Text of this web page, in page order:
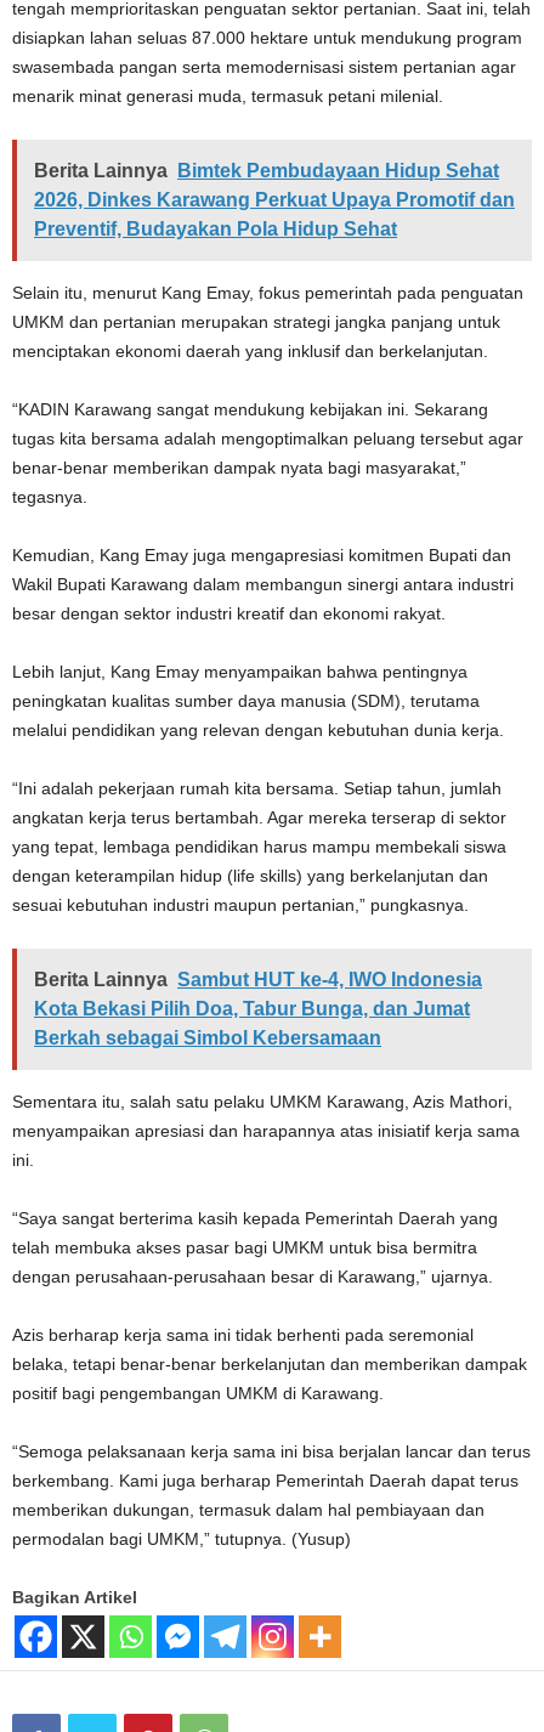
tengah memprioritaskan penguatan sektor pertanian. Saat ini, telah
disiapkan lahan seluas 87.000 hektare untuk mendukung program
swasembada pangan serta memodernisasi sistem pertanian agar
menarik minat generasi muda, termasuk petani milenial.
Berita Lainnya
Bimtek Pembudayaan Hidup Sehat
2026, Dinkes Karawang Perkuat Upaya Promotif dan
Preventif, Budayakan Pola Hidup Sehat
Selain itu, menurut Kang Emay, fokus pemerintah pada penguatan
UMKM dan pertanian merupakan strategi jangka panjang untuk
menciptakan ekonomi daerah yang inklusif dan berkelanjutan.
“KADIN Karawang sangat mendukung kebijakan ini. Sekarang
tugas kita bersama adalah mengoptimalkan peluang tersebut agar
benar-benar memberikan dampak nyata bagi masyarakat,”
tegasnya.
Kemudian, Kang Emay juga mengapresiasi komitmen Bupati dan
Wakil Bupati Karawang dalam membangun sinergi antara industri
besar dengan sektor industri kreatif dan ekonomi rakyat.
Lebih lanjut, Kang Emay menyampaikan bahwa pentingnya
peningkatan kualitas sumber daya manusia (SDM), terutama
melalui pendidikan yang relevan dengan kebutuhan dunia kerja.
“Ini adalah pekerjaan rumah kita bersama. Setiap tahun, jumlah
angkatan kerja terus bertambah. Agar mereka terserap di sektor
yang tepat, lembaga pendidikan harus mampu membekali siswa
dengan keterampilan hidup (life skills) yang berkelanjutan dan
sesuai kebutuhan industri maupun pertanian,” pungkasnya.
Berita Lainnya Sambut HUT ke-4, IWO Indonesia
Kota Bekasi Pilih Doa, Tabur Bunga, dan Jumat
Berkah sebagai Simbol Kebersamaan
Sementara itu, salah satu pelaku UMKM Karawang, Azis Mathori,
menyampaikan apresiasi dan harapannya atas inisiatif kerja sama
ini.
“Saya sangat berterima kasih kepada Pemerintah Daerah yang
telah membuka akses pasar bagi UMKM untuk bisa bermitra
dengan perusahaan-perusahaan besar di Karawang,” ujarnya.
Azis berharap kerja sama ini tidak berhenti pada seremonial
belaka, tetapi benar-benar berkelanjutan dan memberikan dampak
positif bagi pengembangan UMKM di Karawang.
“Semoga pelaksanaan kerja sama ini bisa berjalan lancar dan terus
berkembang. Kami juga berharap Pemerintah Daerah dapat terus
memberikan dukungan, termasuk dalam hal pembiayaan dan
permodalan bagi UMKM,” tutupnya. (Yusup)
Bagikan Artikel